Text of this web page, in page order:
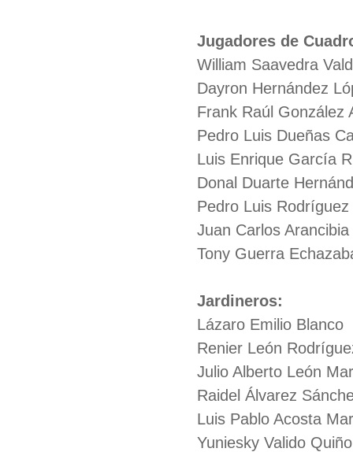
Jugadores de
William Saavedra
Dayron Hernández
Frank Raúl González
Pedro Luis Dueñas
Luis Enrique García
Donal Duarte
Pedro Luis
Juan Carlos
Tony Guerra
Jardineros:
Lázaro Emilio Blanco
Renier León
Julio Alberto León
Raidel Álvarez
Luis Pablo Acosta
Yuniesky Valido